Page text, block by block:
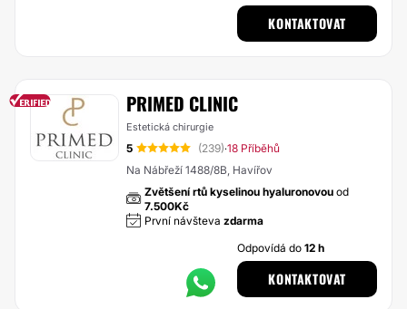
KONTAKTOVAT
PRIMED CLINIC
Estetická chirurgie
5 (239)·18 Příběhů
Na Nábřeží 1488/8B, Havířov
Zvětšení rtů kyselinou hyaluronovou od
7.500Kč
První návšteva zdarma
Odpovídá do12 h
KONTAKTOVAT